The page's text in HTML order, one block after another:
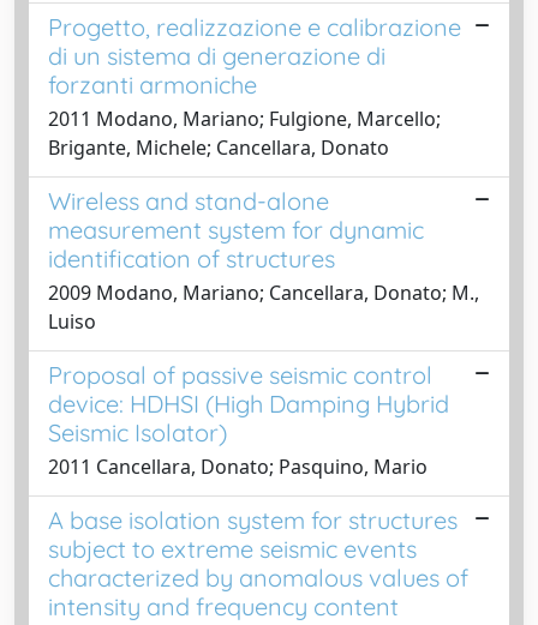
Progetto, realizzazione e calibrazione
di un sistema di generazione di
forzanti armoniche
2011 Modano, Mariano; Fulgione, Marcello;
Brigante, Michele; Cancellara, Donato
Wireless and stand-alone
measurement system for dynamic
identification of structures
2009 Modano, Mariano; Cancellara, Donato; M.,
Luiso
Proposal of passive seismic control
device: HDHSI (High Damping Hybrid
Seismic Isolator)
2011 Cancellara, Donato; Pasquino, Mario
A base isolation system for structures
subject to extreme seismic events
characterized by anomalous values of
intensity and frequency content